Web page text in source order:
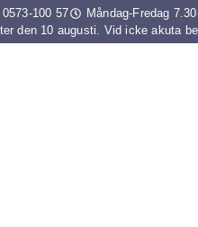
0573-100 57 Måndag-Fredag
den 10 augusti. Vid icke akuta